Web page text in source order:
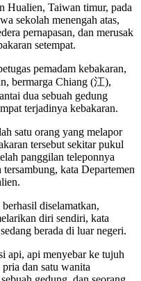
Hualien, Taiwan timur, pada
sekolah menengah atas,
pernapasan, dan merusak
setempat.
pemadam kebakaran,
bermarga Chiang (江),
dua sebuah gedung
terjadinya kebakaran.
satu orang yang melapor
tersebut sekitar pukul
panggilan teleponnya
kata Departemen
diselamatkan,
diri sendiri, kata
berada di luar negeri.
api, api menyebar ke tujuh
dan satu wanita